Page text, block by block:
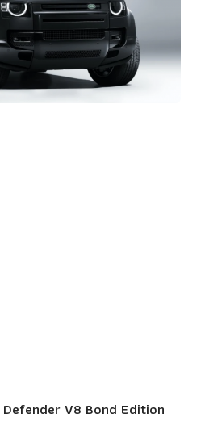
V8 Bond Edition